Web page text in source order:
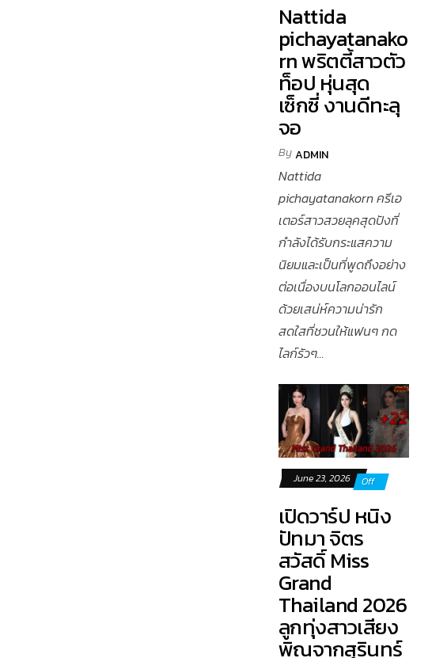
Nattida
pichayatanako
rn พริตตี้สาวตัว
ท็อป หุ่นสุด
เซ็กซี่ งานดีทะลุ
จอ
ByADMIN
Nattida
pichayatanakorn ครีเอ
เตอร์สาวสวยลุคสุดปังที่
กำลังได้รับกระแสความ
นิยมและเป็นที่พูดถึงอย่าง
ต่อเนื่องบนโลกออนไลน์
ด้วยเสน่ห์ความน่ารัก
สดใสที่ชวนให้แฟนๆ กด
ไลก์รัวๆ...
June 23, 2026 Off
เปิดวาร์ป หนิง
ปัทมา จิตร
สวัสดิ์ Miss
Grand
Thailand 2026
ลูกทุ่งสาวเสียง
พิณจากสุรินทร์